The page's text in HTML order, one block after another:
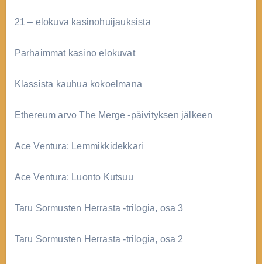
21 – elokuva kasinohuijauksista
Parhaimmat kasino elokuvat
Klassista kauhua kokoelmana
Ethereum arvo The Merge -päivityksen jälkeen
Ace Ventura: Lemmikkidekkari
Ace Ventura: Luonto Kutsuu
Taru Sormusten Herrasta -trilogia, osa 3
Taru Sormusten Herrasta -trilogia, osa 2